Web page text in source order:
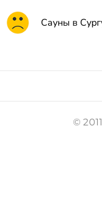
Сауны в
©